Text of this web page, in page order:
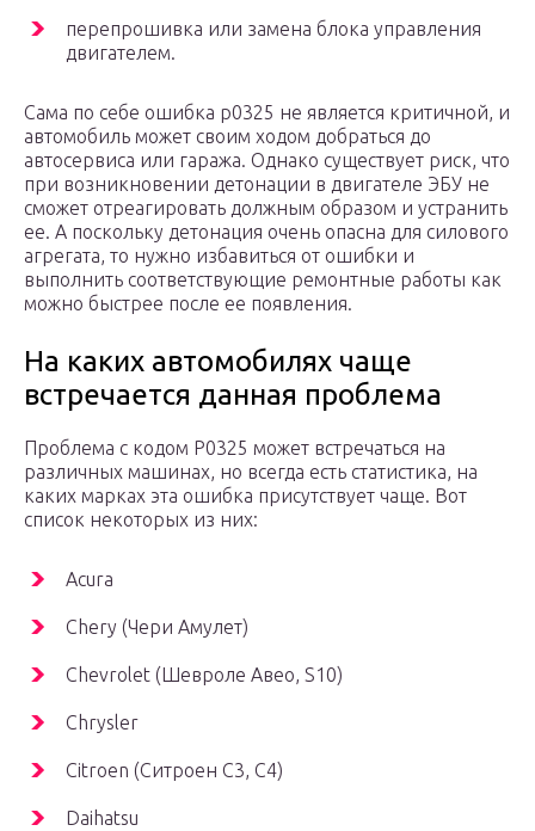
перепрошивка или замена блока управления
двигателем.
Сама по себе ошибка р0325 не является критичной, и
автомобиль может своим ходом добраться до
автосервиса или гаража. Однако существует риск, что
при возникновении детонации в двигателе ЭБУ не
сможет отреагировать должным образом и устранить
ее. А поскольку детонация очень опасна для силового
агрегата, то нужно избавиться от ошибки и
выполнить соответствующие ремонтные работы как
можно быстрее после ее появления.
На каких автомобилях чаще
встречается данная проблема
Проблема с кодом P0325 может встречаться на
различных машинах, но всегда есть статистика, на
каких марках эта ошибка присутствует чаще. Вот
список некоторых из них:
Acura
Chery (Чери Амулет)
Chevrolet (Шевроле Авео, S10)
Chrysler
Citroen (Ситроен С3, С4)
Daihatsu